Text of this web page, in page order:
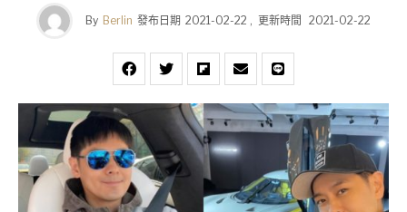
By Berlin 發布日期 2021-02-22 , 更新時間 2021-02-22